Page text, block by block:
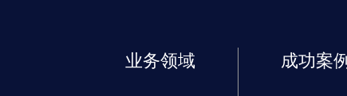
成功案
业务领域